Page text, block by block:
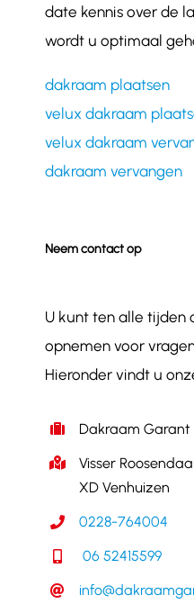
date kennis over de
wordt u optimaal
dakraam plaatsen
velux dakraam
velux dakraam
dakraam vervangen
Neem contact op
U kunt ten alle tijden
opnemen voor
Hieronder vindt u
Dakraam Garant
Visser
XD Venhuizen
0228-764004
06 52415599